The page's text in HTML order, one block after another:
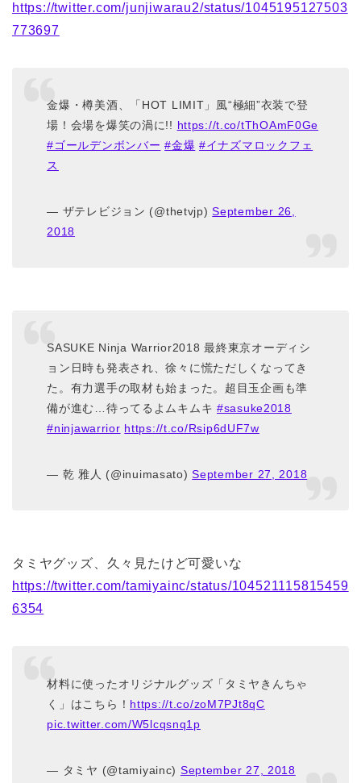
https://twitter.com/junjiwarau2/status/1045195127503
773697
金爆・樽美酒、「HOT LIMIT」風“極細”衣装で登
場！会場を爆笑の渦に!! https://t.co/tThOAmF0Ge
#ゴールデンボンバー #金爆 #イナズマロックフェ
ス
— ザテレビジョン (@thetvjp)September 26,
2018
SASUKE Ninja Warrior2018 最終東京オーディシ
ョン日時も発表され、徐々に慌ただしくなってき
た。有力選手の取材も始まった。超目玉企画も準
備が進む…待ってるよムキムキ #sasuke2018
#ninjawarrior https://t.co/Rsip6dUF7w
— 乾 雅人 (@inuimasato)September 27, 2018
タミヤグッズ、久々見たけど可愛いな
https://twitter.com/tamiyainc/status/104521115815459
6354
材料に使ったオリジナルグッズ「タミヤきんちゃ
く」はこちら！ https://t.co/zoM7PJt8qC
pic.twitter.com/W5lcqsnq1p
— タミヤ (@tamiyainc) September 27, 2018